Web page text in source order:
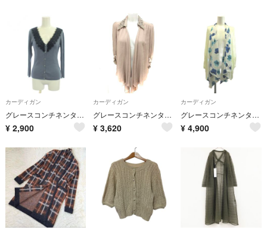
カーディガン
グレースコンチネンタル レースリブニットカーディガン 36 青 長袖 /JP
¥ 2,900
カーディガン
グレースコンチネンタル カーディガン 長袖 総柄 36 茶 ブラウン /RT
¥ 3,620
カーディガン
グレースコンチネンタル ニットカーディガン 花柄 36 白 ホワイト 青ブルー
¥ 4,900